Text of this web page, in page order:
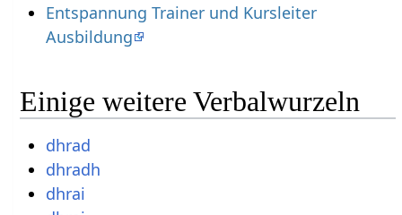
Entspannung Trainer und Kursleiter
Ausbildung
Einige weitere Verbalwurzeln
dhrad
dhradh
dhrai